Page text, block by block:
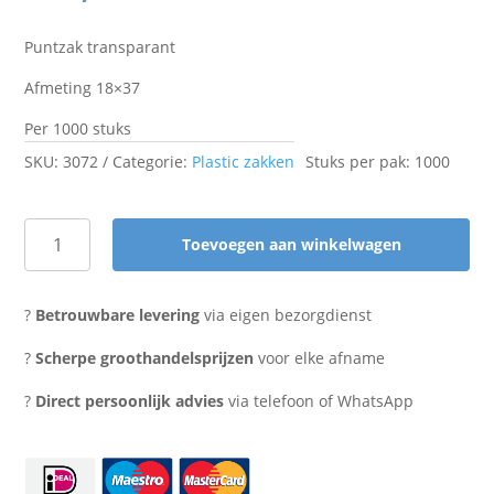
Puntzak transparant
Afmeting 18×37
Per 1000 stuks
SKU:3072 Categorie: Plastic zakken Stuks per pak: 1000
Puntzak
18x37
Toevoegen aan winkelwagen
? Betrouwbare levering via eigen bezorgdienst
?Scherpe groothandelsprijzen voor elke afname
? Direct persoonlijk advies via telefoon of WhatsApp